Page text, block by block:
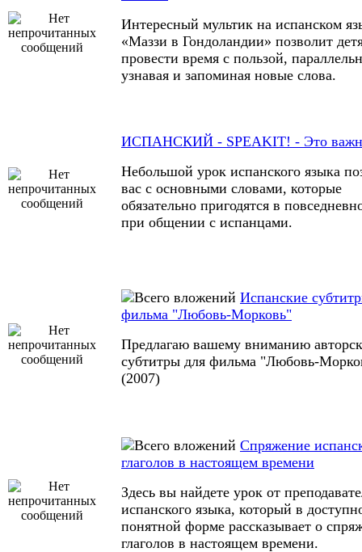
Интересный мультик на испанском
«Маззи в Гондоландии» позволит
провести время с пользой,
узнавая и запоминая новые слова.
ИСПАНСКИЙ - SPEAKIT! - Это
Небольшой урок испанского языка
вас с основными словами, которые
обязательно пригодятся в
при общении с испанцами.
Испанские
фильма "Любовь-Морковь"
Предлагаю вашему вниманию
субтитры для фильма "Любовь-
(2007)
Спряжение
глаголов в настоящем времени
Здесь вы найдете урок от
испанского языка, который в
понятной форме рассказывает о
глаголов в настоящем времени.